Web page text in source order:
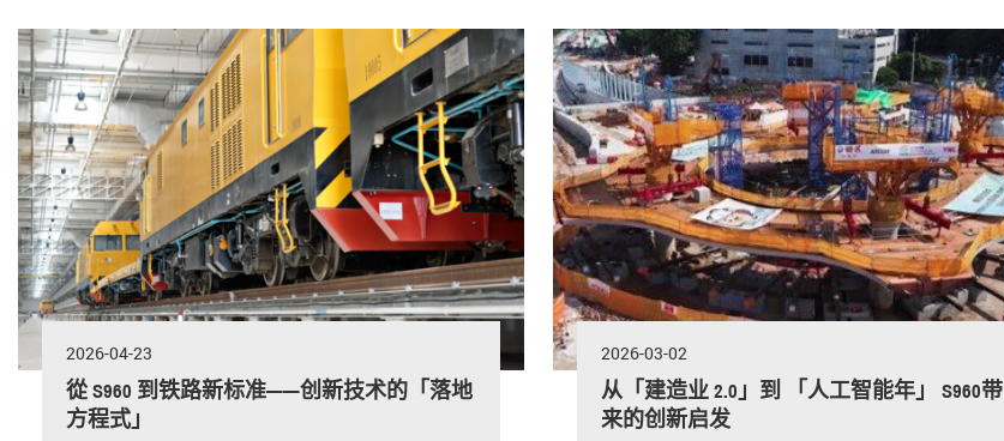
2026-04-23
從 S960 到铁路新标准——创新技术的「落地
方程式」
2026-03-02
从「建造业 2.0」到 「人工智能年」 S960带
来的创新启发